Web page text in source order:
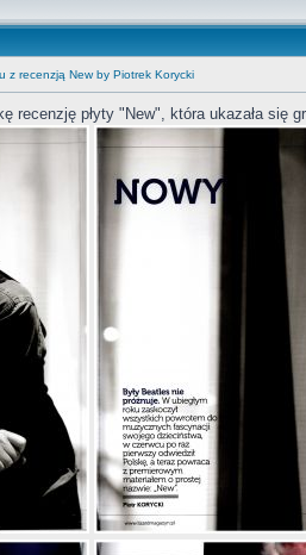
z recenzją New by Piotrek Korycki
recenzję płyty "New", która ukazała się